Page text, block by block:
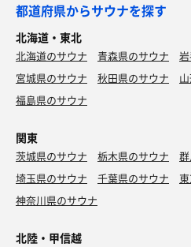
都道府県からサウナを探す
北海道・東北
北海道のサウナ 青森県のサウナ
宮城県のサウナ
秋田県のサウナ
福島県のサウナ
関東
茨城県のサウナ 栃木県のサウナ
埼玉県のサウナ
千葉県のサウナ
神奈川県のサウナ
北陸・甲信越